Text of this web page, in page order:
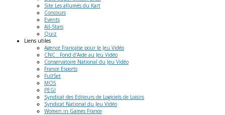
Site Les allumés du Kart
Concours
Events
All-Stars
Quiz
Liens utiles
Agence Française pour le Jeu Vidéo
CNC : Fond d'Aide au Jeu Vidéo
Conservatoire National du Jeu Vidéo
France Esports
FullSet
MO5
PEGI
Syndicat des Editeurs de Logiciels de Loisirs
Syndicat National du Jeu Vidéo
Women in Games France